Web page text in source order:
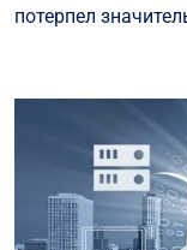
потерпел